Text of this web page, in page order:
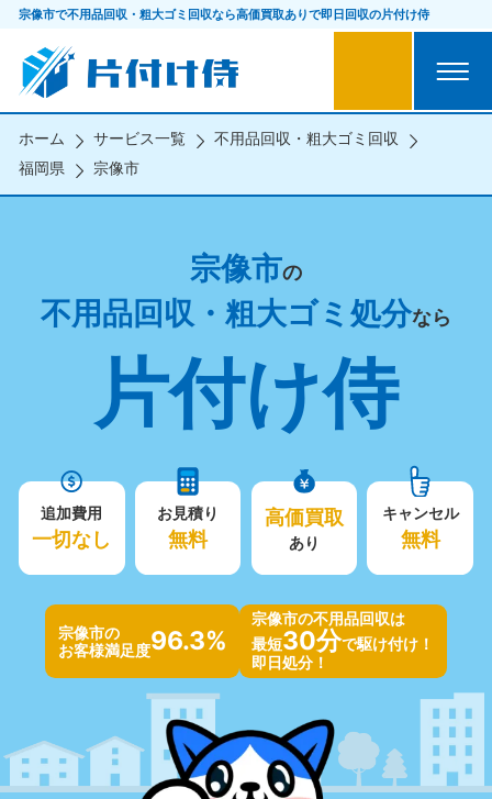
宗像市で不用品回収・粗大ゴミ回収なら高価買取ありで即日回収の片付け侍
ホーム サービス一覧
不用品回収・粗大ゴミ回収
福岡県
宗像市
宗像市の
不用品回収・粗大ゴミ処分なら
片付け侍
追加費用
一切なし
お見積り
無料
高価買取
あり
キャンセル
無料
宗像市の
お客様満足度96.3%
宗像市の不用品回収は
最短30分で駆け付け！
即日処分！